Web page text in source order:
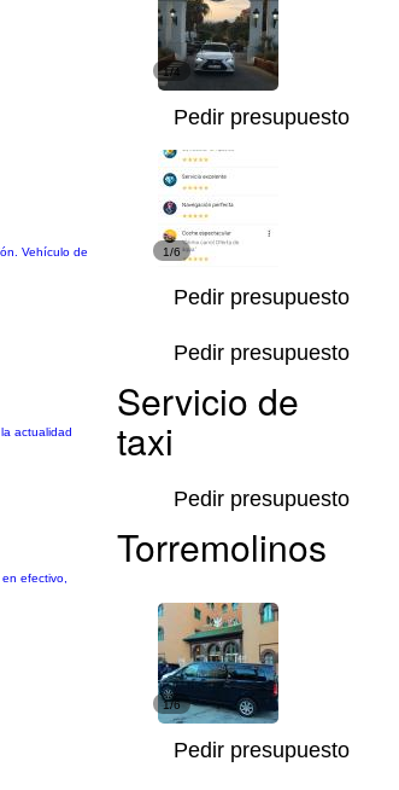
1/4
Pedir presupuesto
Vehículo de
1/6
Pedir presupuesto
actualidad
Pedir presupuesto
efectivo,
Pedir presupuesto
1/6
Pedir presupuesto
Servicio de
taxi
Torremolinos